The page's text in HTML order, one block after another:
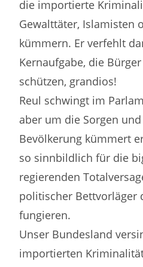
die importierte
Gewalttäter, Islamisten
kümmern. Er verfehlt
Kernaufgabe, die
schützen, grandios!
Reul schwingt im
aber um die Sorgen
Bevölkerung kümmert
so sinnbildlich für die
regierenden
politischer Bettvorläger
fungieren.
Unser Bundesland
importierten